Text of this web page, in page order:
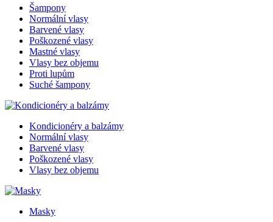
Šampony
Normální vlasy
Barvené vlasy
Poškozené vlasy
Mastné vlasy
Vlasy bez objemu
Proti lupům
Suché šampony
Kondicionéry a balzámy
Normální vlasy
Barvené vlasy
Poškozené vlasy
Vlasy bez objemu
Masky